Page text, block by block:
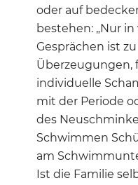
oder auf
bestehen: „Nur
Gesprächen ist
Überzeugungen,
individuelle
mit der Periode
des
Schwimmen
am
Ist die Familie